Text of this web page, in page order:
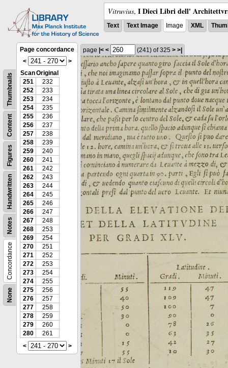
Vitruvius, I Dieci Libri dell'
Text Text Image Image XML
None
Concordance
Notes
Handwritten
Figures
Content
Thumbnails
Page concordance
<
>
ScanOriginal
251
232
252
233
253
234
254
235
255
236
256
237
257
238
258
239
259
240
260
241
261
242
262
243
263
244
264
245
265
246
266
247
267
248
268
253
269
254
270
251
271
252
272
253
273
254
274
255
275
256
276
257
277
258
278
259
279
260
280
261
<
>
page |< < (241) of 325 > >|